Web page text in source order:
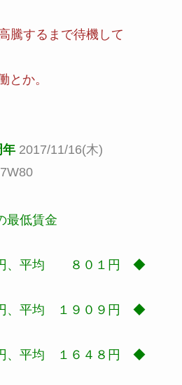
騰するまで待機して
とか。
年 2017/11/16(木)
最低賃金
、平均 ８０１円 ◆
、平均 １９０９円 ◆
、平均 １６４８円 ◆